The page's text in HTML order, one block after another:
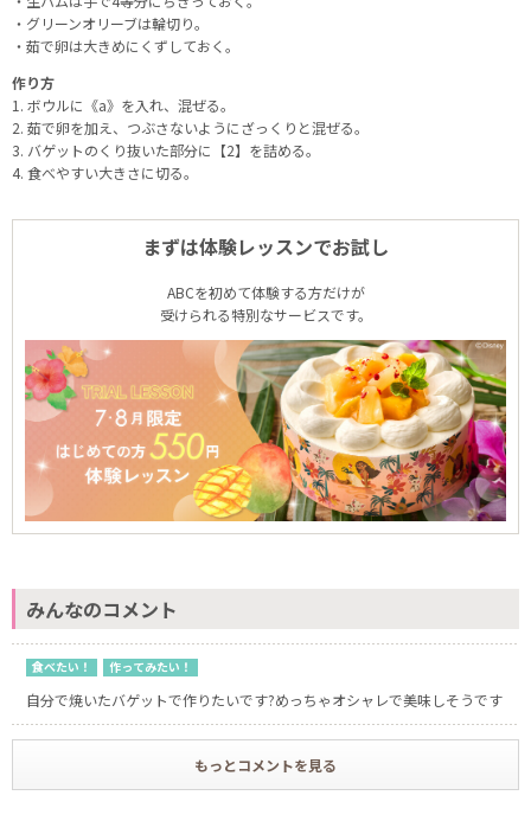
・グリーンオリーブは輪切り。
・茹で卵は大きめにくずしておく。
作り方
1. ボウルに《a》を入れ、混ぜる。
2. 茹で卵を加え、つぶさないようにざっくりと混ぜる。
3. バゲットのくり抜いた部分に【2】を詰める。
4. 食べやすい大きさに切る。
まずは体験レッスンでお試し
ABCを初めて体験する方だけが
受けられる特別なサービスです。
みんなのコメント
食べたい！ 作ってみたい！
自分で焼いたバゲットで作りたいです?めっちゃオシャレで美味しそうです
もっとコメントを見る